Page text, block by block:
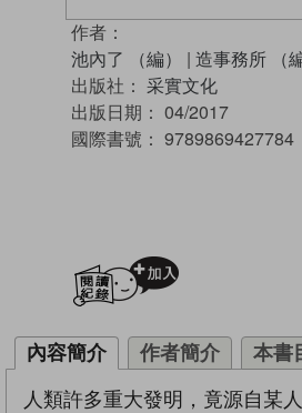
作者：
池內了 （編）
| 造事務所 （編
出版社： 采實文化
出版日期： 04/2017
國際書號： 9789869427784
內容簡介 作者簡介 本書
人類許多重大發明，竟源自某